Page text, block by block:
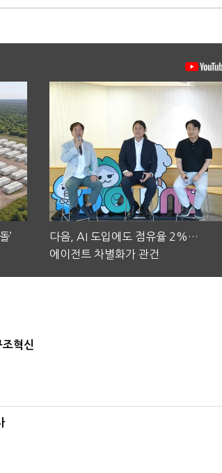
’
다음, AI 도입에도 점유율 2%…
에이전트 차별화가 관건
혁신